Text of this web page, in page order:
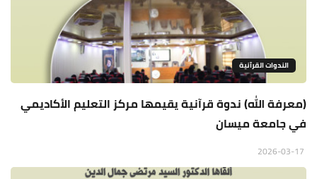
الندوات القرآنية
(معرفة الله) ندوة قرآنية يقيمها مركز التعليم الأكاديمي
في جامعة ميسان